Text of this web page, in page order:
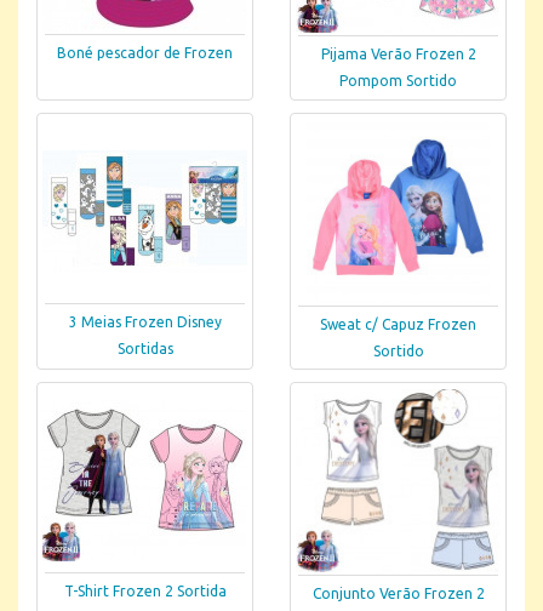
Boné pescador de Frozen
Pijama Verão Frozen 2
Pompom Sortido
3 Meias Frozen Disney
Sortidas
Sweat c/ Capuz Frozen
Sortido
T-Shirt Frozen 2 Sortida
Conjunto Verão Frozen 2